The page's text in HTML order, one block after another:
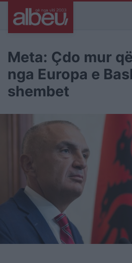
Meta: Çdo mur
nga Europa e
shembet